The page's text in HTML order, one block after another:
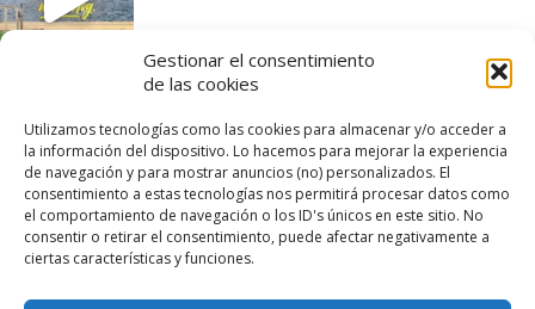
Gestionar el consentimiento
de las cookies
Utilizamos tecnologías como las cookies para almacenar y/o acceder a
la información del dispositivo. Lo hacemos para mejorar la experiencia
de navegación y para mostrar anuncios (no) personalizados. El
consentimiento a estas tecnologías nos permitirá procesar datos como
el comportamiento de navegación o los ID's únicos en este sitio. No
consentir o retirar el consentimiento, puede afectar negativamente a
ciertas características y funciones.